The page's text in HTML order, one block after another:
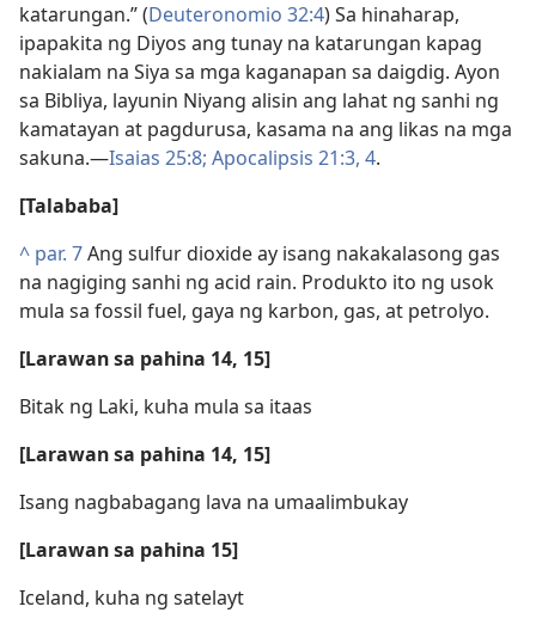
katarungan.” (Deuteronomio 32:4) Sa hinaharap,
ipapakita ng Diyos ang tunay na katarungan kapag
nakialam na Siya sa mga kaganapan sa daigdig. Ayon
sa Bibliya, layunin Niyang alisin ang lahat ng sanhi ng
kamatayan at pagdurusa, kasama na ang likas na mga
sakuna.​—Isaias 25:8; Apocalipsis 21:3, 4.
[Talababa]
^ par. 7Ang sulfur dioxide ay isang nakakalasong gas
na nagiging sanhi ng acid rain. Produkto ito ng usok
mula sa fossil fuel, gaya ng karbon, gas, at petrolyo.
[Larawan sa pahina 14, 15]
Bitak ng Laki, kuha mula sa itaas
[Larawan sa pahina 14, 15]
Isang nagbabagang lava na umaalimbukay
[Larawan sa pahina 15]
Iceland, kuha ng satelayt